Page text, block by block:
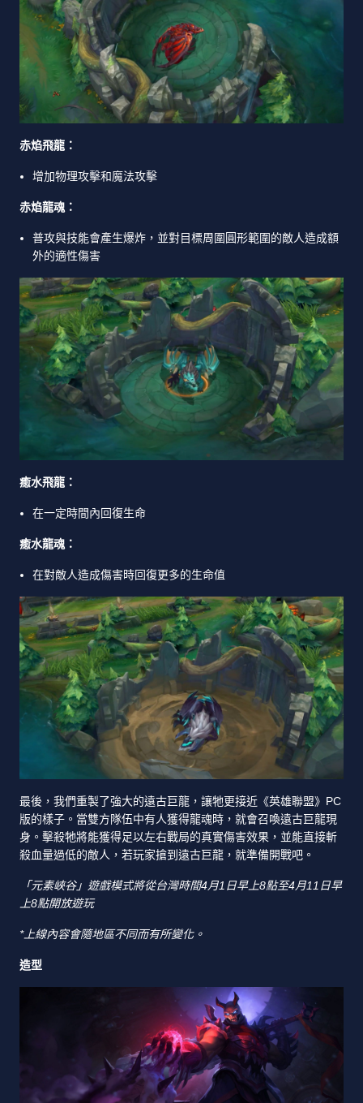
赤焰飛龍：
增加物理攻擊和魔法攻擊
赤焰龍魂：
普攻與技能會產生爆炸，並對目標周圍圓形範圍的敵人造成額
外的適性傷害
癒水飛龍：
在一定時間內回復生命
癒水龍魂：
在對敵人造成傷害時回復更多的生命值
最後，我們重製了強大的遠古巨龍，讓牠更接近《英雄聯盟》PC
版的樣子。當雙方隊伍中有人獲得龍魂時，就會召喚遠古巨龍現
身。擊殺牠將能獲得足以左右戰局的真實傷害效果，並能直接斬
殺血量過低的敵人，若玩家搶到遠古巨龍，就準備開戰吧。
「元素峽谷」遊戲模式將從台灣時間4月1日早上8點至4月11日早
上8點開放遊玩
*上線內容會隨地區不同而有所變化。
造型